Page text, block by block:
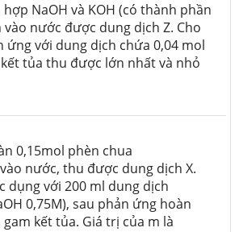
NaOH và KOH (có thành phần
nước được dung dịch Z. Cho
ứng với dung dịch chứa 0,04 mol
tủa thu được lớn nhất và nhỏ
0,15mol phèn chua
nước, thu được dung dịch X.
dụng với 200 ml dung dịch
0,75M), sau phản ứng hoàn
kết tủa. Giá trị của m là